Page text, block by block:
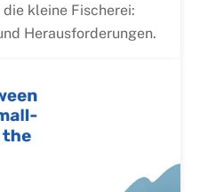
kleine Fischerei:
Herausforderungen.